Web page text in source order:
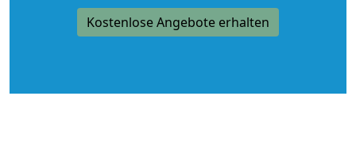
Kostenlose Angebote erhalten